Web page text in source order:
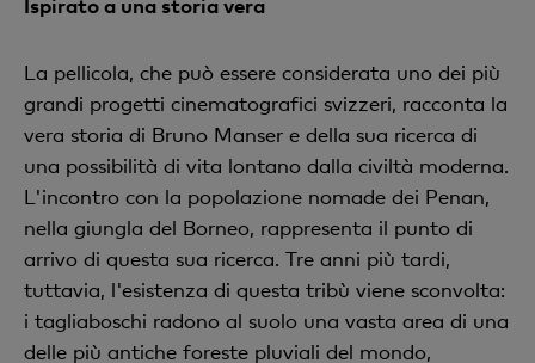
Ispirato a una storia vera
La pellicola, che può essere considerata uno dei più
grandi progetti cinematografici svizzeri, racconta la
vera storia di Bruno Manser e della sua ricerca di
una possibilità di vita lontano dalla civiltà moderna.
L'incontro con la popolazione nomade dei Penan,
nella giungla del Borneo, rappresenta il punto di
arrivo di questa sua ricerca. Tre anni più tardi,
tuttavia, l'esistenza di questa tribù viene sconvolta:
i tagliaboschi radono al suolo una vasta area di una
delle più antiche foreste pluviali del mondo,